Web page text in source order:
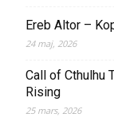
Ereb Altor –
24 maj, 2026
Call of Cthulhu
Rising
25 mars, 2026